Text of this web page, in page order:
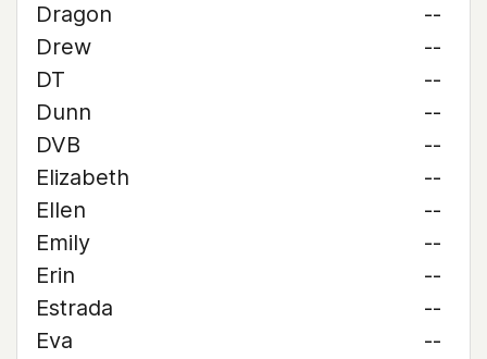
Dragon
--
Drew
--
DT
--
Dunn
--
DVB
--
Elizabeth
--
Ellen
--
Emily
--
Erin
--
Estrada
--
Eva
--